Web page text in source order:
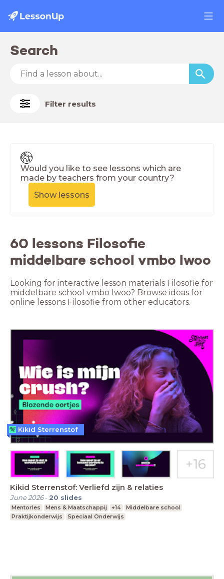
Search
Filter results
Would you like to see lessons which are
made by teachers from your country?
Show lessons
60 lessons Filosofie
middelbare school vmbo lwoo
Looking for interactive lesson materials Filosofie for
middelbare school vmbo lwoo? Browse ideas for
online lessons Filosofie from other educators.
Kikid Sterrenstof: Verliefd zijn & relaties
June 2026- 20 slides
Mentorles Mens & Maatschappij +14
Middelbare school
Praktijkonderwijs
Speciaal Onderwijs
Kikid Sterrenstof